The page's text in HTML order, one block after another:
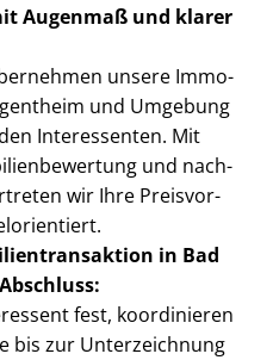
Augenmaß und klarer
unsere Im­mo­
und Umgebung
Interessenten. Mit
und nach­
wir Ihre Preis­vor­
in Bad
fest, koordinieren
bis zur Unterzeichnung